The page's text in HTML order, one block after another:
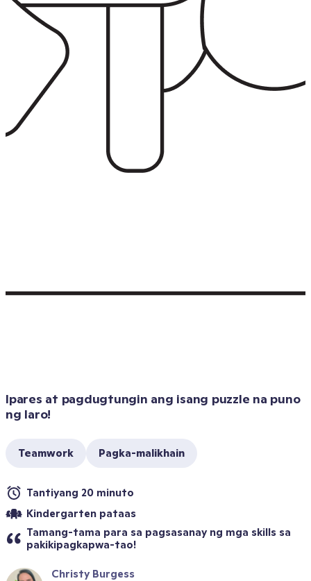
Ipares at pagdugtungin ang isang puzzle na puno
ng laro!
Teamwork Pagka-malikhain
Tantiyang 20 minuto
Kindergarten pataas
Tamang-tama para sa pagsasanay ng mga skills sa
pakikipagkapwa-tao!
Christy Burgess